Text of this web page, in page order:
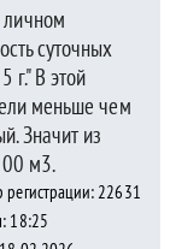
личном
суточных
г." В этой
меньше чем
Значит из
м3.
регистрации: 22631
18:25